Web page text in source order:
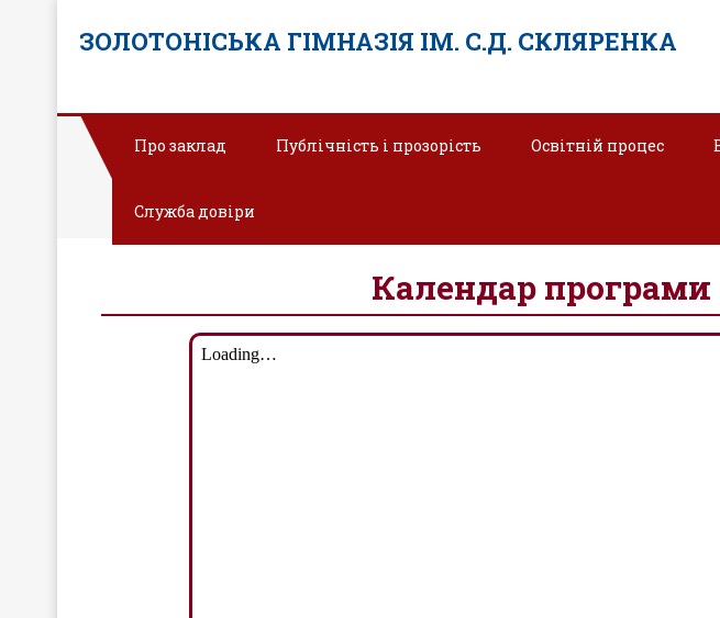
ЗОЛОТОНІСЬКА ГІМНАЗІЯ ІМ. С.Д. СКЛЯРЕНКА
Про заклад Публічність і прозорість Освітній процес
Служба довіриПрограма «Демократична школа:
Календар програми